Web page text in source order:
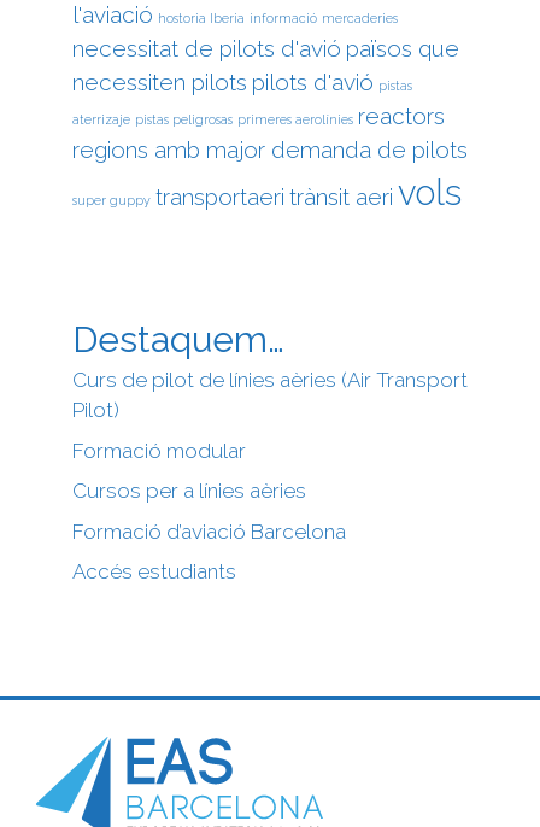
l'aviació hostoria Iberia informació mercaderies
necessitat de pilots d'avió països que
necessiten pilots pilots d'avió pistas
aterrizaje pistas peligrosas primeres aerolínies reactors
regions amb major demanda de pilots
super guppy transportaeri trànsit aeri vols
Destaquem…
Curs de pilot de línies aèries (Air Transport
Pilot)
Formació modular
Cursos per a línies aèries
Formació d’aviació Barcelona
Accés estudiants